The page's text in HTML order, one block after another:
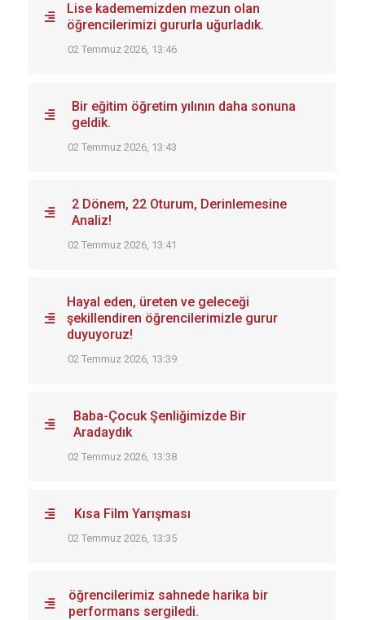
Lise kadememizden mezun olan
öğrencilerimizi gururla uğurladık.
02 Temmuz 2026, 13:46
Bir eğitim öğretim yılının daha sonuna
geldik.
02 Temmuz 2026, 13:43
2 Dönem, 22 Oturum, Derinlemesine
Analiz!
02 Temmuz 2026, 13:41
Hayal eden, üreten ve geleceği
şekillendiren öğrencilerimizle gurur
duyuyoruz!
02 Temmuz 2026, 13:39
Baba-Çocuk Şenliğimizde Bir
Aradaydık
02 Temmuz 2026, 13:38
Kısa Film Yarışması
02 Temmuz 2026, 13:35
öğrencilerimiz sahnede harika bir
performans sergiledi.